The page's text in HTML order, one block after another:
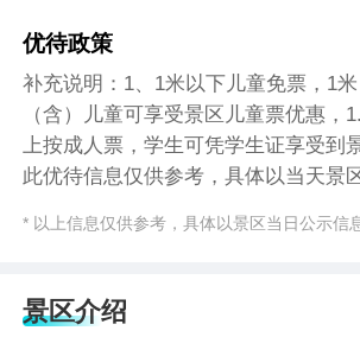
优待政策
补充说明：1、1米以下儿童免票，1
（含）儿童可享受景区儿童票优惠，
上按成人票，学生可凭学生证享受到
此优待信息仅供参考，具体以当天景
* 以上信息仅供参考，具体以景区当日公示信
景区介绍